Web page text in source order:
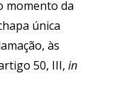
momento da
única
às
50, III, in